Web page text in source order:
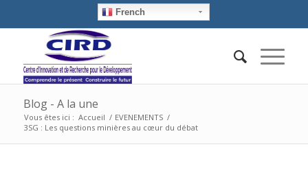
French
Blog - A la une
Vous êtes ici : Accueil / EVENEMENTS /
3SG : Les questions minières au cœur du débat